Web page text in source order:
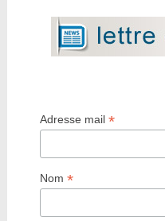
Adresse mail*
Nom*